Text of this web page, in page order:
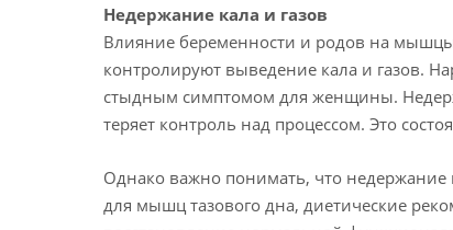
Недержание кала и газов
Влияние беременности и родов на мышцы
контролируют выведение кала и газов.
стыдным симптомом для женщины.
теряет контроль над процессом. Это
Однако важно понимать, что недержание
для мышц тазового дна, диетические